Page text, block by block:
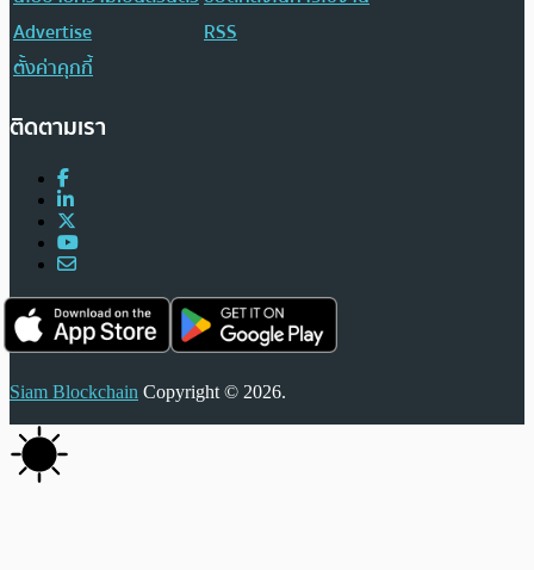
Advertise
RSS
ตั้งค่าคุกกี้
ติดตามเรา
Siam Blockchain Copyright © 2026.